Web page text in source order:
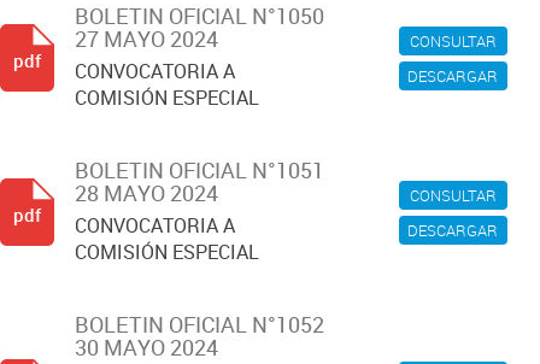
CONSULTAR
DESCARGAR
BOLETIN OFICIAL N°1050
27 MAYO 2024
CONVOCATORIA A
COMISIÓN ESPECIAL
pdf
CONSULTAR
DESCARGAR
BOLETIN OFICIAL N°1051
28 MAYO 2024
CONVOCATORIA A
COMISIÓN ESPECIAL
pdf
BOLETIN OFICIAL N°1052
30 MAYO 2024